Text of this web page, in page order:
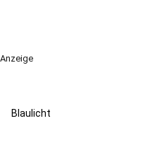
Anzeige
Blaulicht